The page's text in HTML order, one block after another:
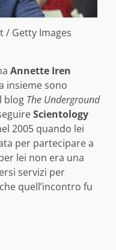
Getty Images
Annette Iren
insieme sono
blog The Underground
Scientology
2005 quando lei
per partecipare a
lei non era una
servizi per
quell’incontro fu